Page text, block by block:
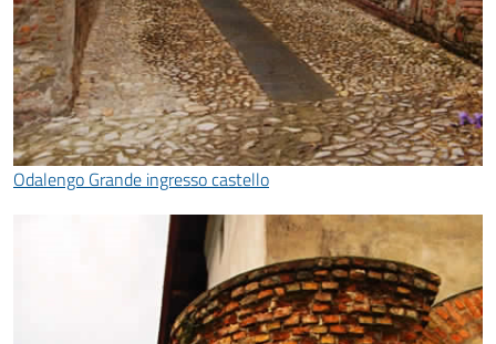
Odalengo Grande ingresso castello